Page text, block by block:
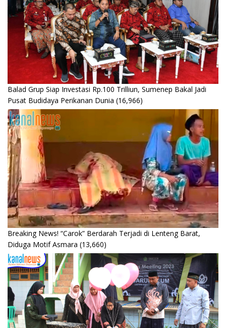
Balad Grup Siap Investasi Rp.100 Trilliun, Sumenep Bakal Jadi
Pusat Budidaya Perikanan Dunia (16,966)
Breaking News! “Carok” Berdarah Terjadi di Lenteng Barat,
Diduga Motif Asmara (13,660)